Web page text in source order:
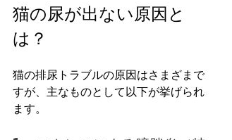
猫の尿が出ない原因と
は？
猫の排尿トラブルの原因はさまざまで
すが、主なものとして以下が挙げられ
ます。